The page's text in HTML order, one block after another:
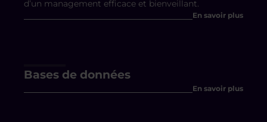
d’un management efficace et bienveillant.
En savoir plus
Bases de données
En savoir plus